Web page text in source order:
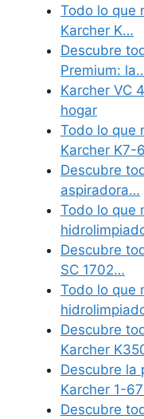
Todo lo que
Karcher K…
Descubre
Premium:
Karcher VC
hogar
Todo lo que
Karcher K7-
Descubre
aspiradora…
Todo lo que
Descubre
SC 1702…
Todo lo que
Descubre
Karcher
Descubre la
Karcher 1-
Descubre